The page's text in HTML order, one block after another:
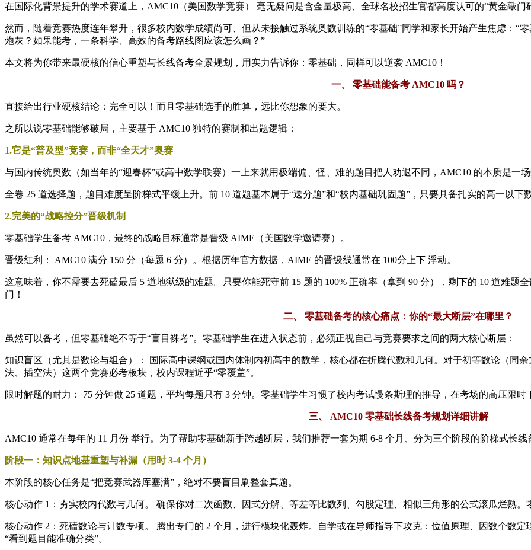
在国际化背景提升的学术赛道上，AMC10（美国数学竞赛） 毫无疑问是含金量极高、全球名校招生官都高度认可的“黄金敲门
然而，随着竞赛热度连年攀升，很多校内数学成绩尚可、但从未接触过系统奥数训练的“零基础”同学和家长开始产生焦虑：“
炮灰？如果能考，一条科学、高效的备考路线图应该怎么画？”
本文将为你带来最硬核的信心重塑与长线备考全景规划，用实力告诉你：零基础，同样可以逆袭 AMC10！
一、 零基础能备考 AMC10 吗？
直接给出行业硬核结论：完全可以！而且零基础选手的胜算，远比你想象的要大。
之所以说零基础能够破局，主要基于 AMC10 独特的赛制和出题逻辑：
1.它是“普及型”竞赛，而非“全天才”奥赛
与国内传统奥数（如当年的“迎春杯”或高中数学联赛）一上来就用极端偏、怪、难的题目把人劝退不同，AMC10 的本质是一
全卷 25 道选择题，题目难度呈阶梯式平缓上升。前 10 道题基本属于“送分题”和“校内基础巩固题”，只要具备扎实的高一以
2.完美的“战略控分”晋级机制
零基础学生备考 AMC10，最终的战略目标通常是晋级 AIME（美国数学邀请赛）。
晋级红利： AMC10 满分 150 分（每题 6 分）。根据历年官方数据，AIME 的晋级线通常在 100分上下 浮动。
这意味着，你不需要去死磕最后 5 道地狱级的难题。只要你能死守前 15 题的 100% 正确率（拿到 90 分），剩下的 10 道难题
门！
二、 零基础备考的核心痛点：你的“最大断层”在哪里？
虽然可以备考，但零基础绝不等于“盲目裸考”。零基础学生在进入状态前，必须正视自己与竞赛要求之间的两大核心断层：
知识盲区（尤其是数论与组合）： 国际高中课纲或国内体制内初高中的数学，核心都在折腾代数和几何。对于初等数论（同
法、插空法）这两个竞赛必考板块，校内课程近乎“零覆盖”。
限时解题的耐力： 75 分钟做 25 道题，平均每题只有 3 分钟。零基础学生习惯了校内考试慢条斯理的推导，在考场的高压限
三、 AMC10 零基础长线备考规划详细讲解
AMC10 通常在每年的 11 月份 举行。为了帮助零基础新手跨越断层，我们推荐一套为期 6-8 个月、分为三个阶段的阶梯式长线
阶段一：知识点地基重塑与补漏（用时 3-4 个月）
本阶段的核心任务是“把竞赛武器库塞满”，绝对不要盲目刷整套真题。
核心动作 1：夯实校内代数与几何。 确保你对二次函数、因式分解、等差等比数列、勾股定理、相似三角形的公式滚瓜烂熟
核心动作 2：死磕数论与计数专项。 腾出专门的 2 个月，进行模块化轰炸。自学或在导师指导下攻克：位值原理、因数个数
“看到题目能准确分类”。